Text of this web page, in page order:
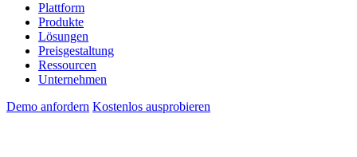
Plattform
Produkte
Lösungen
Preisgestaltung
Ressourcen
Unternehmen
Demo anfordern Kostenlos ausprobieren